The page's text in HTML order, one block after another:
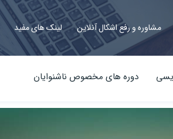
مشاوره و رفع اشکال آنلاین لینک های مفید
دوره های مخصوص ناشنوایان